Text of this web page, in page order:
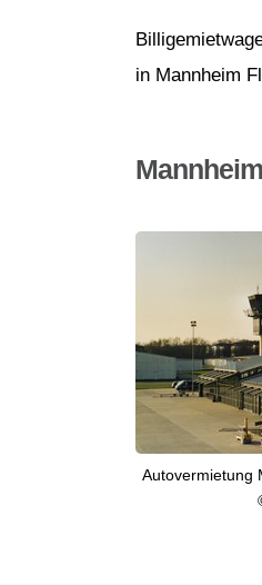
in Mannheim
Autovermietung